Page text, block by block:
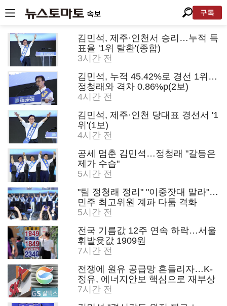
속보 구독
김민석, 제주·인천서 승리…누적 득
표율 '1위 탈환'(종합)
3시간 전
김민석, 누적 45.42%로 경선 1위…
정청래와 격차 0.86%p(2보)
4시간 전
김민석, 제주·인천 당대표 경선서 '1
위'(1보)
4시간 전
공세 멈춘 김민석…정청래 "갈등은
제가 수습"
5시간 전
"팀 정청래 정리" "이중잣대 말라"…
민주 최고위원 계파 다툼 격화
5시간 전
전국 기름값 12주 연속 하락…서울
휘발윳값 1909원
7시간 전
전쟁에 원유 공급망 흔들리자…K-
정유, 에너지안보 핵심으로 재부상
7시간 전